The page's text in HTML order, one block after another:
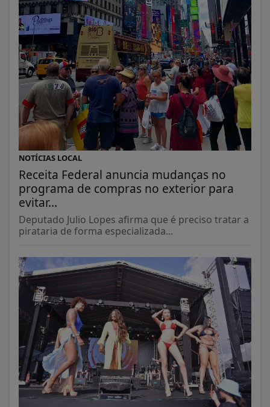
NOTÍCIAS LOCAL
Receita Federal anuncia mudanças no
programa de compras no exterior para
evitar...
Deputado Julio Lopes afirma que é preciso tratar a
pirataria de forma especializada...